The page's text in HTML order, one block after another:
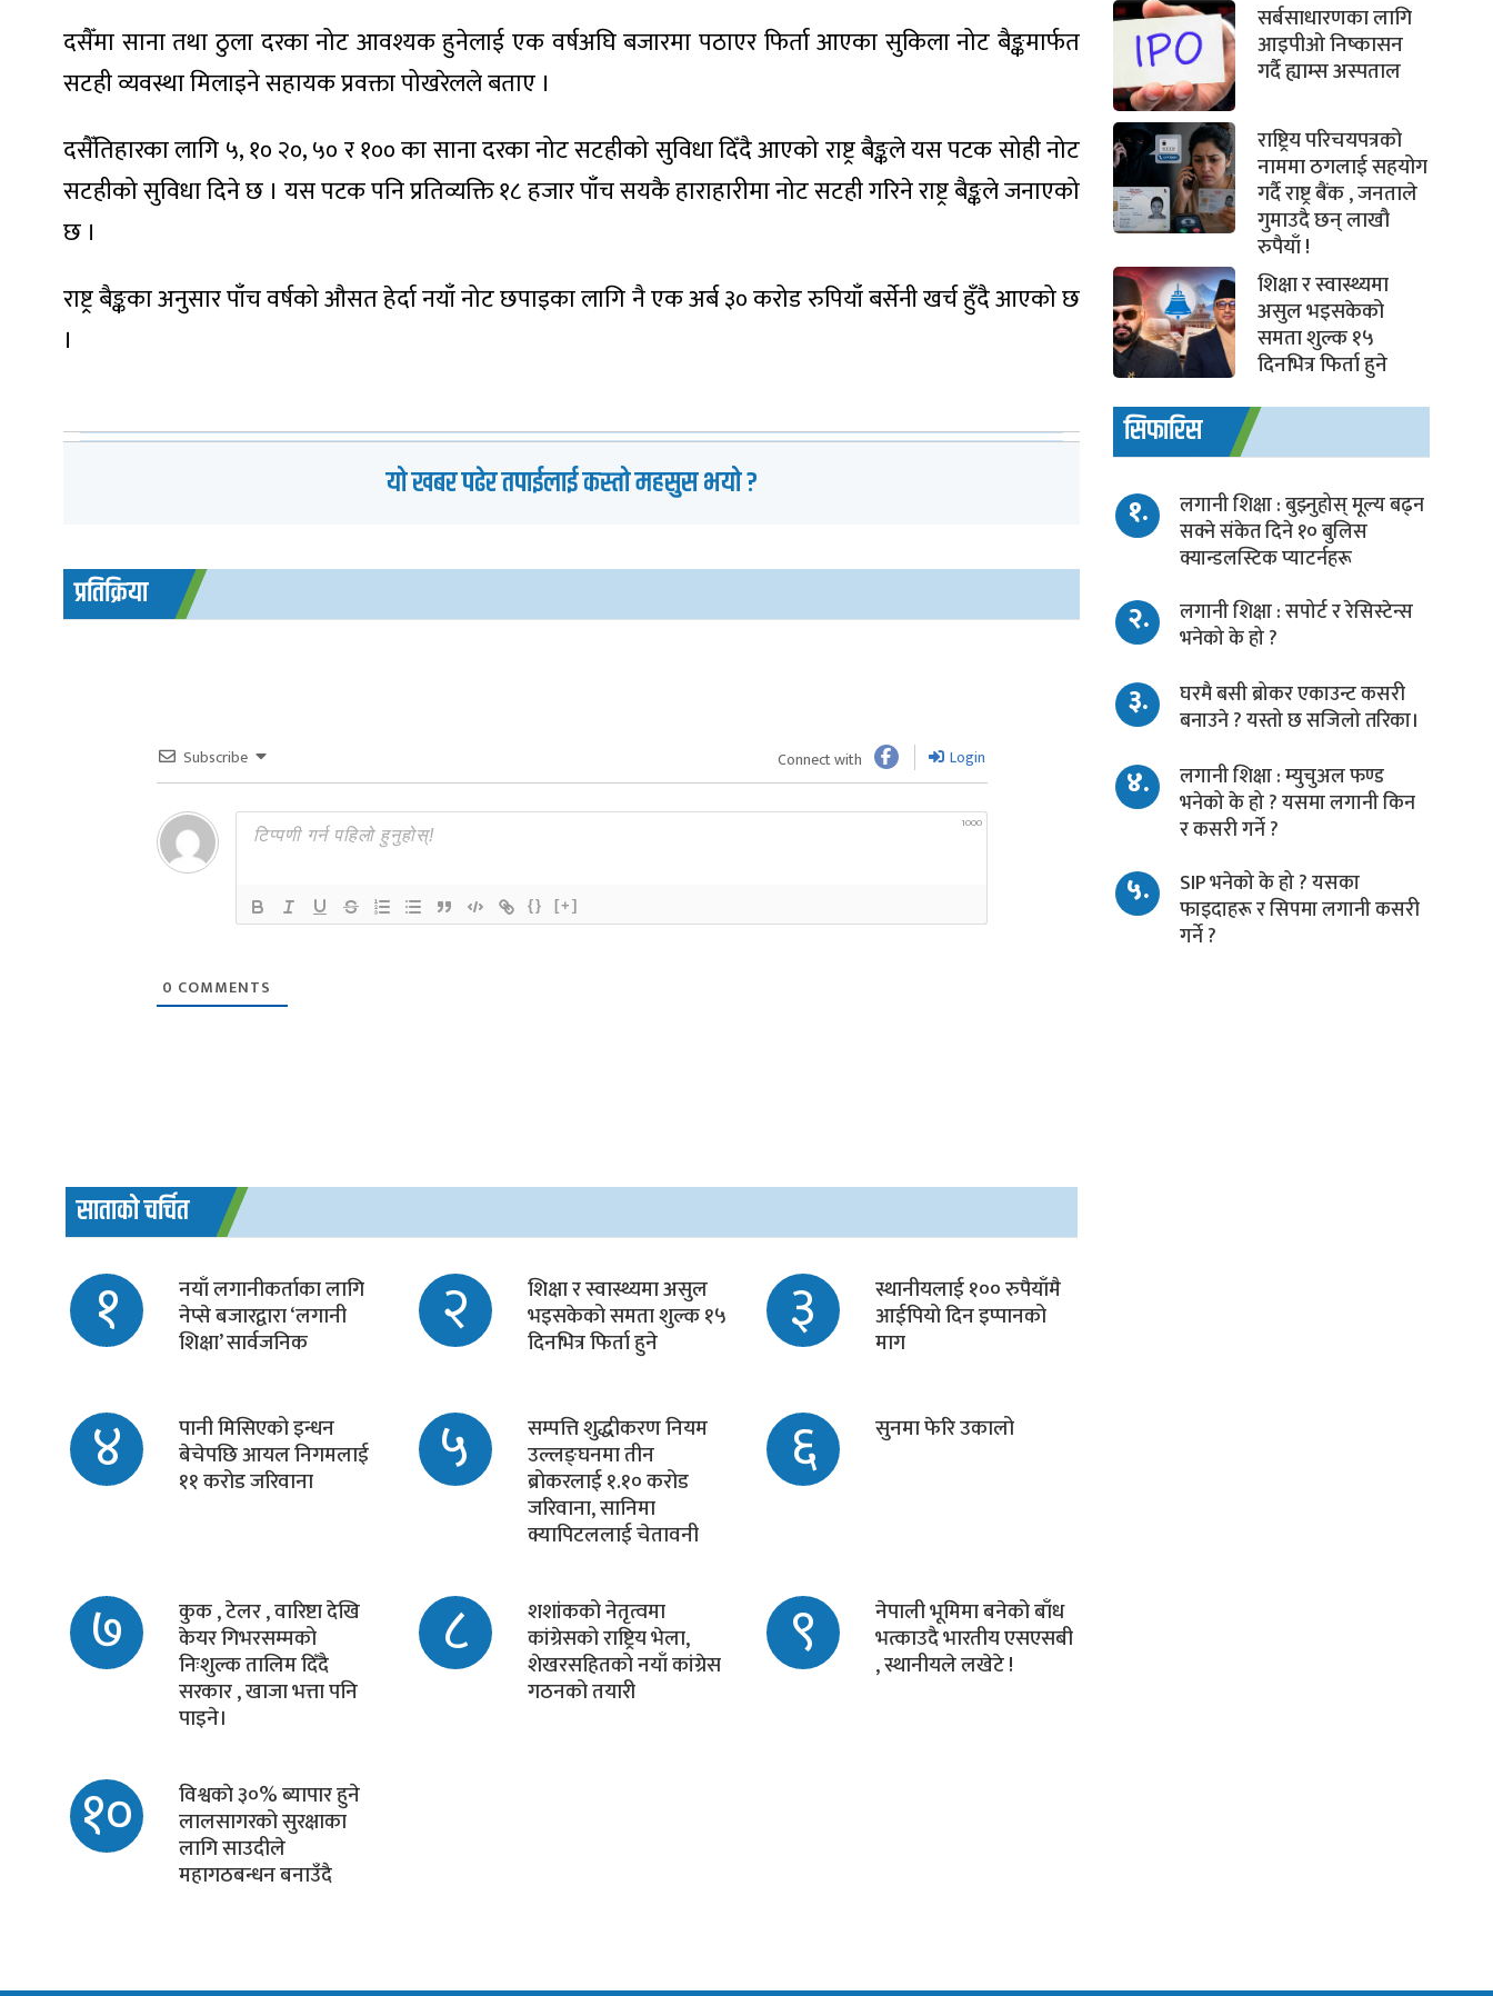
दसैँमा साना तथा ठुला दरका नोट आवश्यक हुनेलाई एक वर्षअघि बजारमा पठाएर फिर्ता आएका सुकिला नोट बैङ्कमार्फत
सटही व्यवस्था मिलाइने सहायक प्रवक्ता पोखरेलले बताए ।
दसैँतिहारका लागि ५, १० २०, ५० र १०० का साना दरका नोट सटहीको सुविधा दिँदै आएको राष्ट्र बैङ्कले यस पटक सोही नोट
सटहीको सुविधा दिने छ । यस पटक पनि प्रतिव्यक्ति १८ हजार पाँच सयकै हाराहारीमा नोट सटही गरिने राष्ट्र बैङ्कले जनाएको
छ ।
राष्ट्र बैङ्कका अनुसार पाँच वर्षको औसत हेर्दा नयाँ नोट छपाइका लागि नै एक अर्ब ३० करोड रुपियाँ बर्सेनी खर्च हुँदै आएको छ
।
यो खबर पढेर तपाईलाई कस्तो महसुस भयो ?
प्रतिक्रिया
Subscribe Connect with Login
1000
{} [+]
0 COMMENTS
साताको चर्चित
१ नयाँ लगानीकर्ताका लागि
नेप्से बजारद्वारा ‘लगानी
शिक्षा’ सार्वजनिक २ शिक्षा र स्वास्थ्यमा असुल
भइसकेको समता शुल्क १५
दिनभित्र फिर्ता हुने ३ स्थानीयलाई १०० रुपैयाँमै
आईपियो दिन इप्पानको
माग
४ पानी मिसिएको इन्धन
बेचेपछि आयल निगमलाई
११ करोड जरिवाना ५ सम्पत्ति शुद्धीकरण नियम
उल्लङ्घनमा तीन
ब्रोकरलाई १.१० करोड
जरिवाना, सानिमा
क्यापिटललाई चेतावनी
६ सुनमा फेरि उकालो
७ कुक , टेलर , वारिष्टा देखि
केयर गिभरसम्मको
निःशुल्क तालिम दिँदै
सरकार , खाजा भत्ता पनि
पाइने।
८ शशांकको नेतृत्वमा
कांग्रेसको राष्ट्रिय भेला,
शेखरसहितको नयाँ कांग्रेस
गठनको तयारी
९ नेपाली भूमिमा बनेको बाँध
भत्काउदै भारतीय एसएसबी
, स्थानीयले लखेटे !
१० विश्वकाे ३०% ब्यापार हुने
लालसागरको सुरक्षाका
लागि साउदीले
महागठबन्धन बनाउँदै
सर्बसाधारणका लागि
आइपीओ निष्कासन
गर्दै ह्याम्स अस्पताल
राष्ट्रिय परिचयपत्रको
नाममा ठगलाई सहयोग
गर्दै राष्ट्र बैंक , जनताले
गुमाउदै छन् लाखौ
रुपैयाँ !
शिक्षा र स्वास्थ्यमा
असुल भइसकेको
समता शुल्क १५
दिनभित्र फिर्ता हुने
सिफारिस
१.
लगानी शिक्षा : बुझ्नुहोस् मूल्य बढ्न
सक्ने संकेत दिने १० बुलिस
क्यान्डलस्टिक प्याटर्नहरू
२.
लगानी शिक्षा : सपोर्ट र रेसिस्टेन्स
भनेको के हो ?
३.
घरमै बसी ब्रोकर एकाउन्ट कसरी
बनाउने ? यस्तो छ सजिलो तरिका।
४.
लगानी शिक्षा : म्युचुअल फण्ड
भनेको के हो ? यसमा लगानी किन
र कसरी गर्ने ?
५.
SIP भनेको के हो ? यसका
फाइदाहरू र सिपमा लगानी कसरी
गर्ने ?